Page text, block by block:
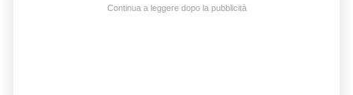
Continua a leggere dopo la pubblicità